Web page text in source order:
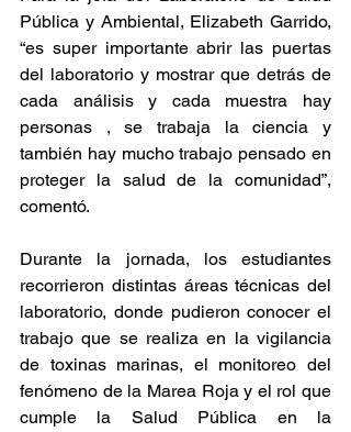
Pública y Ambiental, Elizabeth Garrido,
“es super importante abrir las puertas
del laboratorio y mostrar que detrás de
cada análisis y cada muestra hay
personas , se trabaja la ciencia y
también hay mucho trabajo pensado en
proteger la salud de la comunidad”,
comentó.
Durante la jornada, los estudiantes
recorrieron distintas áreas técnicas del
laboratorio, donde pudieron conocer el
trabajo que se realiza en la vigilancia
de toxinas marinas, el monitoreo del
fenómeno de la Marea Roja y el rol que
cumple la Salud Pública en la